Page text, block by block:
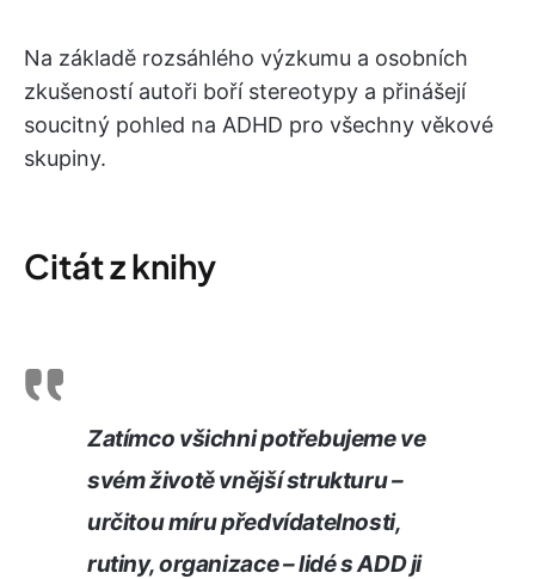
Na základě rozsáhlého výzkumu a osobních
zkušeností autoři boří stereotypy a přinášejí
soucitný pohled na ADHD pro všechny věkové
skupiny.
Citát z knihy
Zatímco všichni potřebujeme ve
svém životě vnější strukturu –
určitou míru předvídatelnosti,
rutiny, organizace – lidé s ADD ji